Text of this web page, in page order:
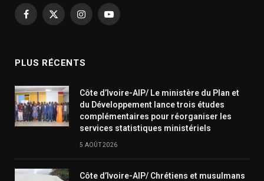
Facebook
X
InstagramYouTube
PLUS RÉCENTS
Côte d’Ivoire-AIP/ Le ministère du Plan et
du Développement lance trois études
complémentaires pour réorganiser les
services statistiques ministériels
5 AOÛT 2026
Côte d’Ivoire-AIP/ Chrétiens et musulmans